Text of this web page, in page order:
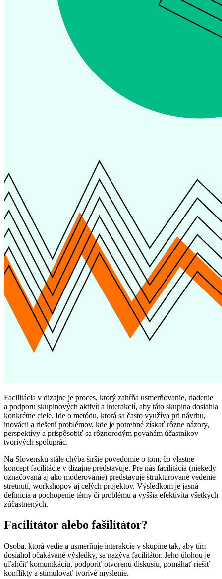
Facilitácia v dizajne je proces, ktorý zahŕňa usmerňovanie, riadenie
a podporu skupinových aktivít a interakcií, aby táto skupina dosiahla
konkrétne ciele. Ide o metódu, ktorá sa často využíva pri návrhu,
inovácii a riešení problémov, kde je potrebné získať rôzne názory,
perspektívy a prispôsobiť sa rôznorodým povahám účastníkov
tvorivých spoluprác.
Na Slovensku stále chýba širšie povedomie o tom, čo vlastne
koncept facilitácie v dizajne predstavuje. Pre nás facilitácia (niekedy
označovaná aj ako moderovanie) predstavuje štrukturované vedenie
stretnutí, workshopov aj celých projektov. Výsledkom je jasná
definícia a pochopenie témy či problému a vyššia efektivita všetkých
zúčastnených.
Facilitátor alebo fašilitátor?
Osoba, ktorá vedie a usmerňuje interakcie v skupine tak, aby tím
dosiahol očakávané výsledky, sa nazýva facilitátor. Jeho úlohou je
uľahčiť komunikáciu, podporiť otvorenú diskusiu, pomáhať riešiť
konflikty a stimulovať tvorivé myslenie.